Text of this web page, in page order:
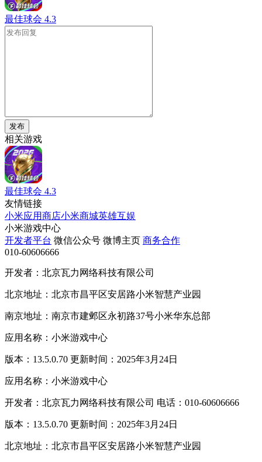
最佳球会 4.3
发布
相关游戏
最佳球会 4.3
友情链接
小米应用商店小米商城英雄互娱
小米游戏中心
开发者平台 微信公众号 微博主页 商务合作
010-60606666
开发者：北京瓦力网络科技有限公司
北京地址：北京市昌平区安居路小米智慧产业园
南京地址：南京市建邺区永初路37号小米华东总部
应用名称：小米游戏中心
版本：13.5.0.70 更新时间：2025年3月24日
应用名称：小米游戏中心
开发者：北京瓦力网络科技有限公司 电话：010-60606666
版本：13.5.0.70 更新时间：2025年3月24日
北京地址：北京市昌平区安居路小米智慧产业园